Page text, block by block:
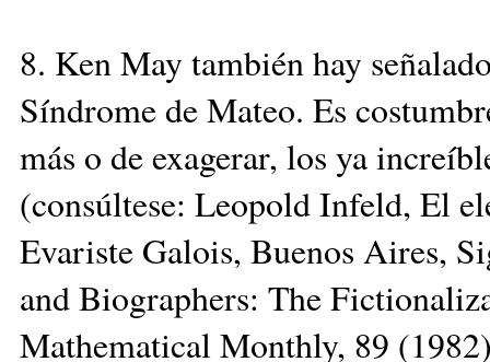
8. Ken May también hay
Síndrome de Mateo. Es
más o de exagerar, los ya
(consúltese: Leopold Infeld, El
Evariste Galois, Buenos Aires,
and Biographers: The
Mathematical Monthly, 89